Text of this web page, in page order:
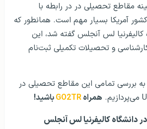
مقاطع تحصیلی در در رابطه با
آمریکا بسیار مهم است. همانطور که
کالیفرنیا لس آنجلس گفته شد، این
و تحصیلات تکمیلی ثبت‌نام
به بررسی تمامی این مقاطع تحصیلی در
همراهGO2TRباشید!
دانشگاه کالیفرنیا لس آنجلس